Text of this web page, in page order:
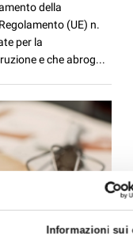
Informazioni sui
della
(UE) n.
per la
e che abrog...